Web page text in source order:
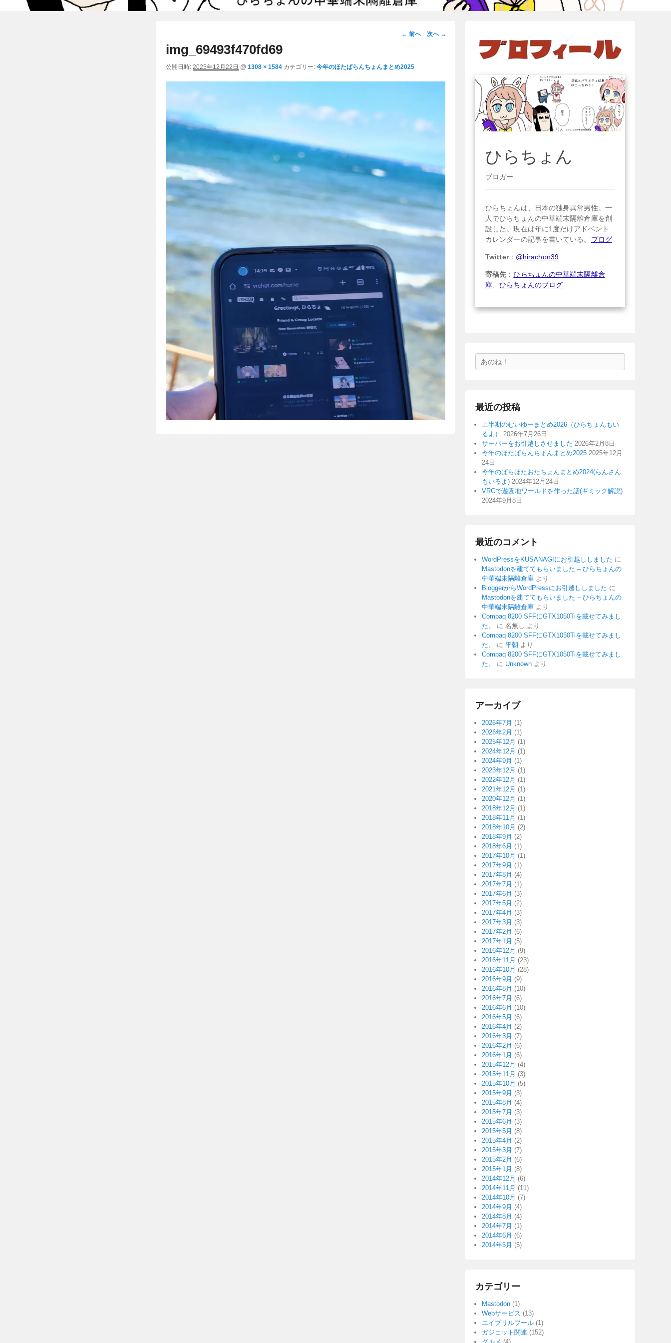
画
ビ
ゲ
← 前へ 次へ →
img_69493f470fd69
公開日時: 2025年12月22日 @ 1308 × 1584 カテゴリー: 今年のほたぱらんちょんまとめ2025
ひらちょん
ブロガー
ひらちょんは、日本の独身異常男性。一
人でひらちょんの中華端末隔離倉庫を創
設した。現在は年に1度だけアドベント
カレンダーの記事を書いている。 ブログ
Twitter： @hirachon39
寄稿先 ：ひらちょんの中華端末隔離倉
庫 、ひらちょんのブログ
索
最近の投稿
上半期のむいゆーまとめ2026（ひらちょんもい
るよ）
2026年7月26日
サーバーをお引越しさせました 2026年2月8日
今年のほたぱらんちょんまとめ2025 2025年12月
24日
今年のぱらほたおたちょんまとめ2024(らんさん
もいるよ) 2024年12月24日
VRCで遊園地ワールドを作った話(ギミック解説)
2024年9月8日
最近のコメント
WordPressをKUSANAGIにお引越ししました に
Mastodonを建ててもらいました – ひらちょんの
中華端末隔離倉庫 より
BloggerからWordPressにお引越ししました に
Mastodonを建ててもらいました – ひらちょんの
中華端末隔離倉庫 より
Compaq 8200 SFFにGTX1050Tiを載せてみまし
た。
に 名無し より
Compaq 8200 SFFにGTX1050Tiを載せてみまし
た。
に 平朝 より
Compaq 8200 SFFにGTX1050Tiを載せてみまし
た。
に Unknown より
アーカイブ
2026年7月 (1)
2026年2月 (1)
2025年12月 (1)
2024年12月 (1)
2024年9月 (1)
2023年12月 (1)
2022年12月 (1)
2021年12月 (1)
2020年12月 (1)
2018年12月 (1)
2018年11月 (1)
2018年10月 (2)
2018年9月 (2)
2018年6月 (1)
2017年10月 (1)
2017年9月 (1)
2017年8月 (4)
2017年7月 (1)
2017年6月 (3)
2017年5月 (2)
2017年4月 (3)
2017年3月 (3)
2017年2月 (6)
2017年1月 (5)
2016年12月 (9)
2016年11月 (23)
2016年10月 (28)
2016年9月 (9)
2016年8月 (10)
2016年7月 (6)
2016年6月 (10)
2016年5月 (6)
2016年4月 (2)
2016年3月 (7)
2016年2月 (6)
2016年1月 (6)
2015年12月 (4)
2015年11月 (3)
2015年10月 (5)
2015年9月 (3)
2015年8月 (4)
2015年7月 (3)
2015年6月 (3)
2015年5月 (8)
2015年4月 (2)
2015年3月 (7)
2015年2月 (6)
2015年1月 (8)
2014年12月 (6)
2014年11月 (11)
2014年10月 (7)
2014年9月 (4)
2014年8月 (4)
2014年7月 (1)
2014年6月 (6)
2014年5月 (5)
カテゴリー
Mastodon (1)
Webサービス (13)
エイプリルフール (1)
ガジェット関連 (152)